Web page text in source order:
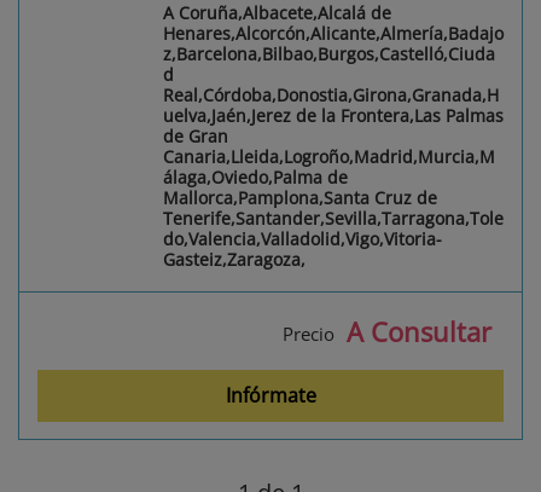
A Coruña,Albacete,Alcalá de
Henares,Alcorcón,Alicante,Almería,Badajo
z,Barcelona,Bilbao,Burgos,Castelló,Ciuda
d
Real,Córdoba,Donostia,Girona,Granada,H
uelva,Jaén,Jerez de la Frontera,Las Palmas
de Gran
Canaria,Lleida,Logroño,Madrid,Murcia,M
álaga,Oviedo,Palma de
Mallorca,Pamplona,Santa Cruz de
Tenerife,Santander,Sevilla,Tarragona,Tole
do,Valencia,Valladolid,Vigo,Vitoria-
Gasteiz,Zaragoza,
Precio A Consultar
Infórmate